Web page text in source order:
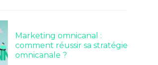
Marketing omnicanal :
comment réussir sa stratégie
omnicanale ?